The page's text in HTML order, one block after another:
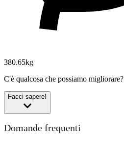
380.65kg
C'è qualcosa che possiamo migliorare?
Facci sapere!
Domande frequenti